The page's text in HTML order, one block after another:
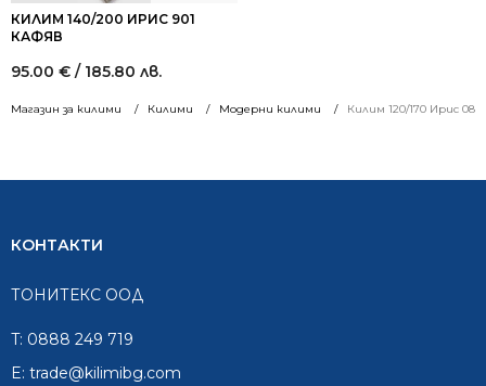
Магазин за килими Килими Модерни килими Килим 120/170 Ирис 084
КИЛИМ 140/200 ИРИС 901
КАФЯВ
95.00 € / 185.80 лв.
КОНТАКТИ
ТОНИТЕКС ООД
T: 0888 249 719
E: trade@kilimibg.com